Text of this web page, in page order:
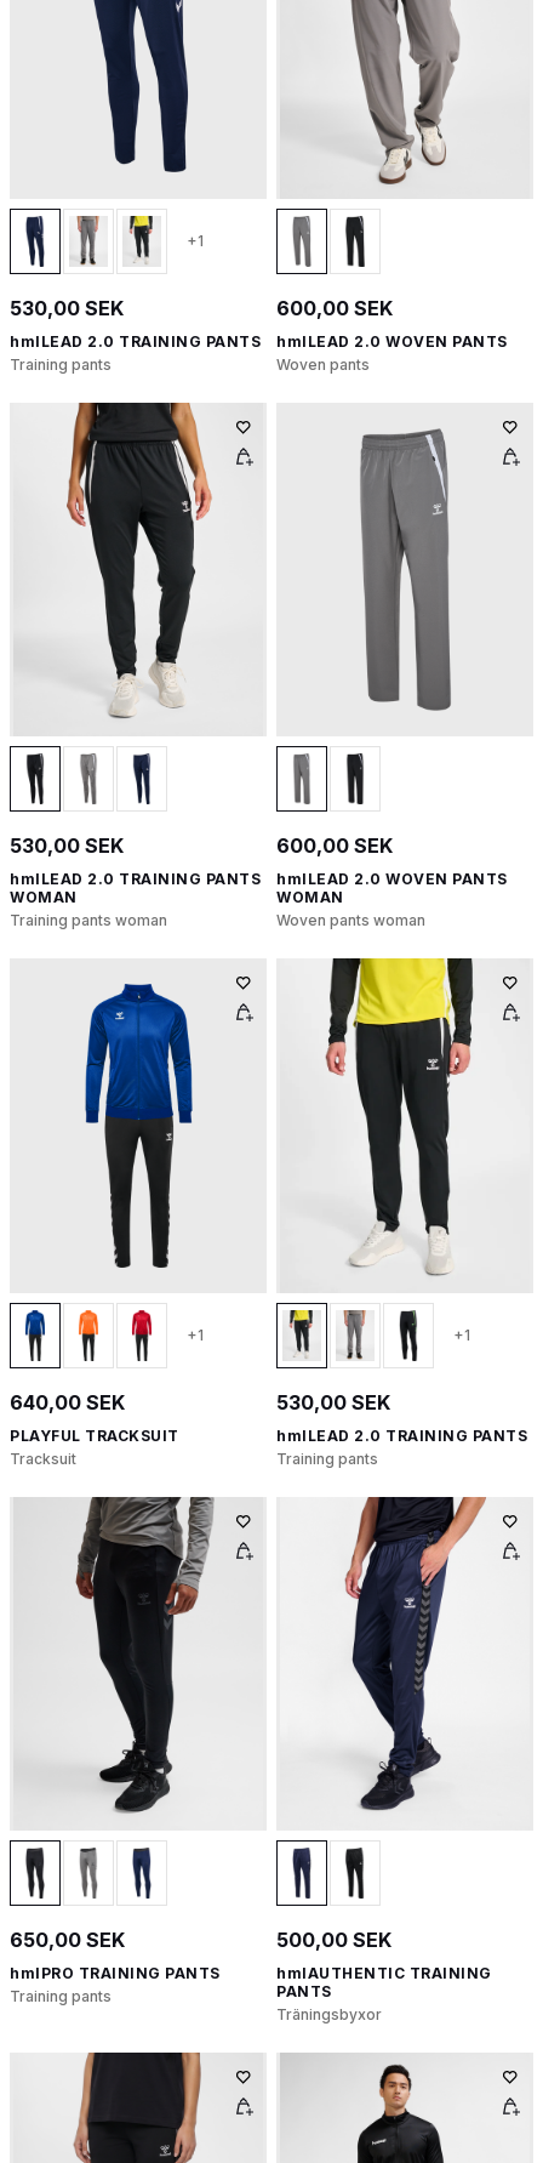
+1
530,00 SEK
hmlLEAD 2.0 TRAINING PANTS
Training pants
600,00 SEK
hmlLEAD 2.0 WOVEN PANTS
Woven pants
530,00 SEK
hmlLEAD 2.0 TRAINING PANTS
WOMAN
Training pants woman
600,00 SEK
hmlLEAD 2.0 WOVEN PANTS
WOMAN
Woven pants woman
+1
640,00 SEK
PLAYFUL TRACKSUIT
Tracksuit
+1
530,00 SEK
hmlLEAD 2.0 TRAINING PANTS
Training pants
650,00 SEK
hmlPRO TRAINING PANTS
Training pants
500,00 SEK
hmlAUTHENTIC TRAINING
PANTS
Träningsbyxor